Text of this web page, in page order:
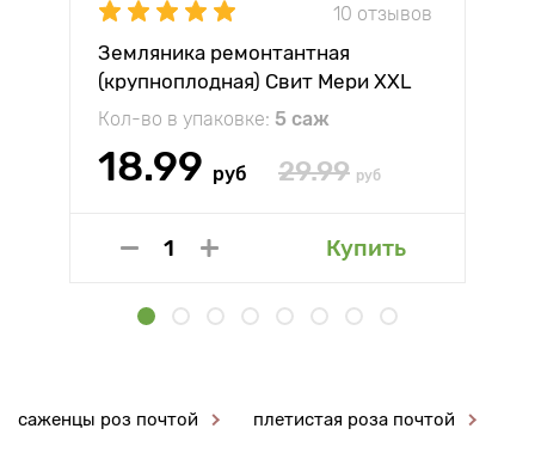
10 отзывов
Земляника ремонтантная
(крупноплодная) Свит Мери XXL
Кол-во в упаковке: 5 саж
18.99 руб 29.99 руб
Купить
саженцы роз почтой плетистая роза почтой